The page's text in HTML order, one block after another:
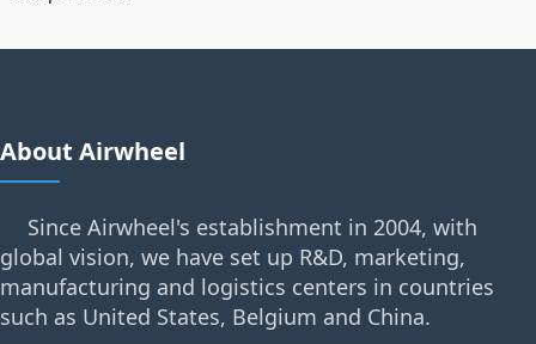
About Airwheel
Since Airwheel's establishment in 2004, with
global vision, we have set up R&D, marketing,
manufacturing and logistics centers in countries
such as United States, Belgium and China.